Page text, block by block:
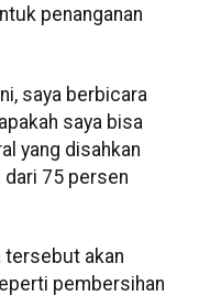
penanganan
saya berbicara
saya bisa
yang disahkan
dari 75 persen
tersebut akan
pembersihan